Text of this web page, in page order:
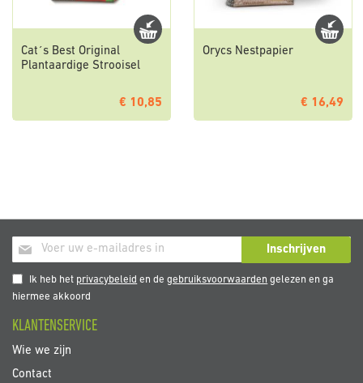
Cat´s Best Original
Plantaardige Strooisel
€ 10,85
Orycs Nestpapier
€ 16,49
Abonneer
u
op
onze
Inschrijven
Ik heb het privacybeleid en degebruiksvoorwaarden gelezen en ga
hiermee akkoord
KLANTENSERVICE
Wie we zijn
Contact